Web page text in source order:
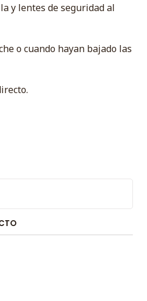
y lentes de seguridad al
o cuando hayan bajado las